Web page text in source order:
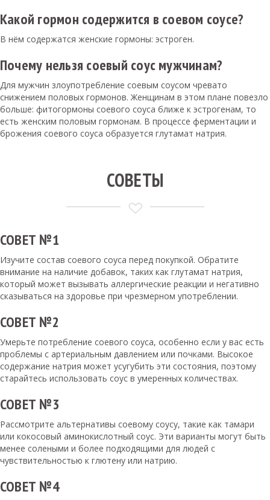
Какой гормон содержится в соевом соусе?
В нём содержатся женские гормоны: эстроген.
Почему нельзя соевый соус мужчинам?
Для мужчин злоупотребление соевым соусом чревато
снижением половых гормонов. Женщинам в этом плане повезло
больше: фитогормоны соевого соуса ближе к эстрогенам, то
есть женским половым гормонам. В процессе ферментации и
брожения соевого соуса образуется глутамат натрия.
СОВЕТЫ
СОВЕТ №1
Изучите состав соевого соуса перед покупкой. Обратите
внимание на наличие добавок, таких как глутамат натрия,
который может вызывать аллергические реакции и негативно
сказываться на здоровье при чрезмерном употреблении.
СОВЕТ №2
Умерьте потребление соевого соуса, особенно если у вас есть
проблемы с артериальным давлением или почками. Высокое
содержание натрия может усугубить эти состояния, поэтому
старайтесь использовать соус в умеренных количествах.
СОВЕТ №3
Рассмотрите альтернативы соевому соусу, такие как тамари
или кокосовый аминокислотный соус. Эти варианты могут быть
менее солеными и более подходящими для людей с
чувствительностью к глютену или натрию.
СОВЕТ №4